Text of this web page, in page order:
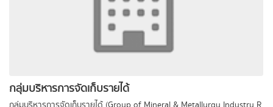
กลุ่มบริหารการจัดเก็บรายได้